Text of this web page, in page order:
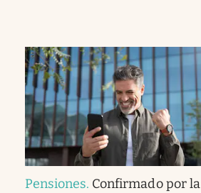
Pensiones. Confirmado por la